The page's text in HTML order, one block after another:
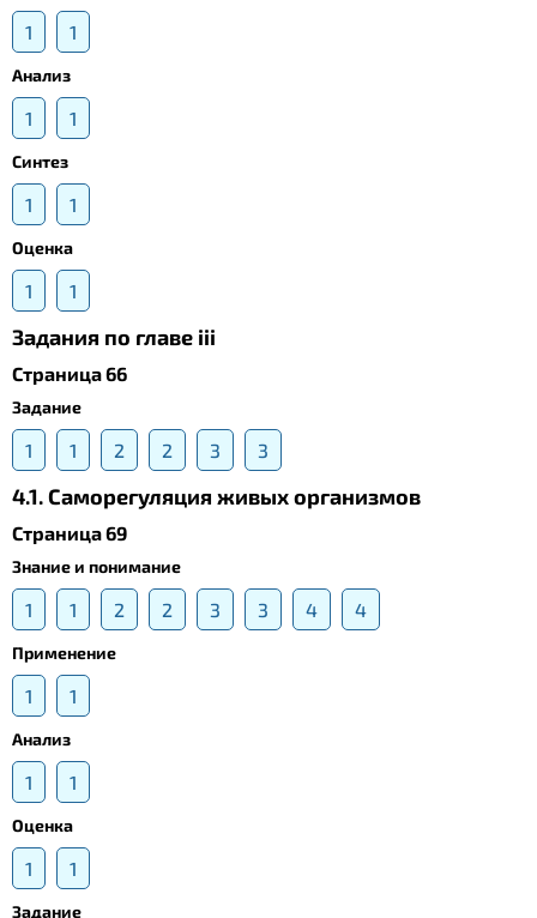
1 1
Анализ
1 1
Синтез
1 1
Оценка
1 1
Задания по главе iii
Страница 66
Задание
1 1 2 2 3 3
4.1. Саморегуляция живых организмов
Страница 69
Знание и понимание
1 1 2 2 3 3 4 4
Применение
1 1
Анализ
1 1
Оценка
1 1
Задание